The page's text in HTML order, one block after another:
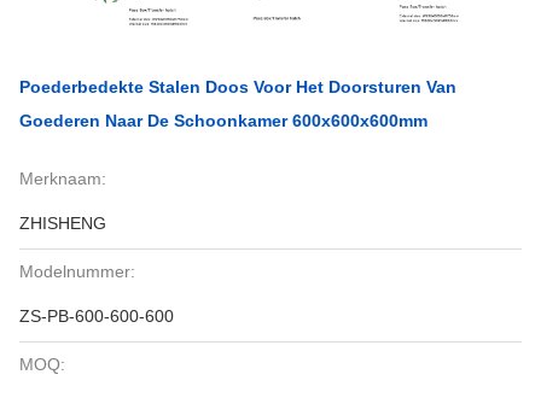
Poederbedekte Stalen Doos Voor Het Doorsturen Van
Goederen Naar De Schoonkamer 600x600x600mm
Merknaam:
ZHISHENG
Modelnummer:
ZS-PB-600-600-600
MOQ: